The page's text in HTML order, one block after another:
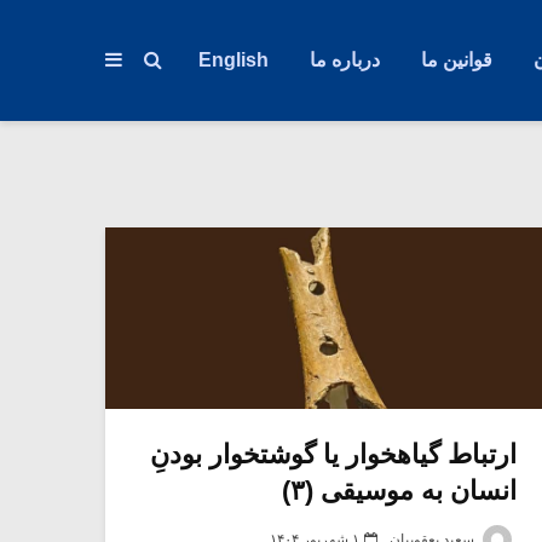
قوانین ما درباره ما English
ارتباط گیاهخوار یا گوشتخوار بودنِ
انسان به موسیقی (۳)